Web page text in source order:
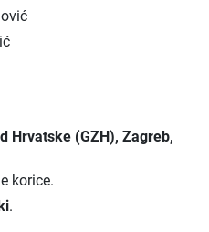
Hrvatske (GZH), Zagreb,
korice.
.